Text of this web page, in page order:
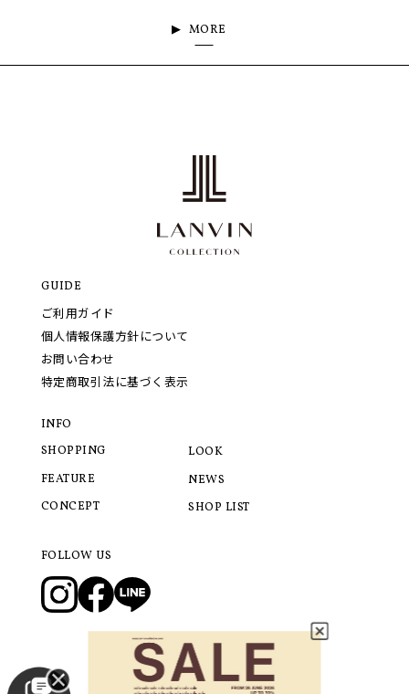
MORE
GUIDE
ご利用ガイド
個人情報保護方針について
お問い合わせ
特定商取引法に基づく表示
INFO
SHOPPING
FEATURE
CONCEPT
LOOK
NEWS
SHOP LIST
FOLLOW US